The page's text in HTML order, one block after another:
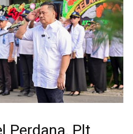
Perdana, Plt